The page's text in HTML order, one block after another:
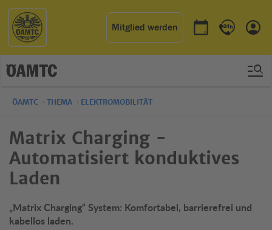
Mitglied werden
Termin buchen
Kontakt &
ÖAMTC THEMA ELEKTROMOBILITÄT
Matrix Charging -
Automatisiert konduktives
Laden
„Matrix Charging“ System: Komfortabel, barrierefrei und
kabellos laden.